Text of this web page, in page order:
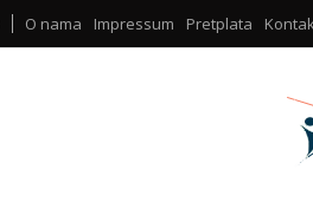
O nama Impressum Pretplata